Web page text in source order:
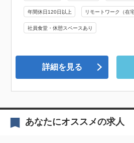
年間休日120日以上 リモートワーク（在
社員食堂・休憩スペースあり
詳細を見る
あなたにオススメの求人